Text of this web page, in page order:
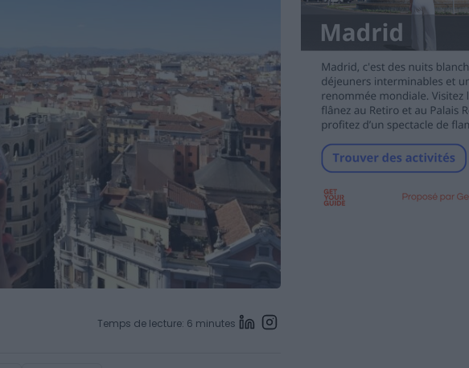
Temps de lecture: 6 minutes